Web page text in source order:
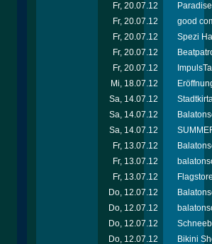
Fr, 20.07.12
Fr, 20.07.12
good
Fr, 20.07.12
Spezi
Fr, 20.07.12
Fr, 20.07.12
Mi, 18.07.12
Sa, 14.07.12
Sa, 14.07.12
Sa, 14.07.12
Fr, 13.07.12
Fr, 13.07.12
Fr, 13.07.12
Do, 12.07.12
Do, 12.07.12
Do, 12.07.12
Do, 12.07.12
Bikini